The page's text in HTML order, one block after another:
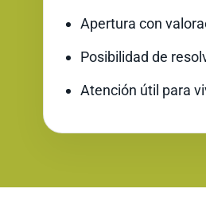
Apertura con
Posibilidad de
Atención útil para